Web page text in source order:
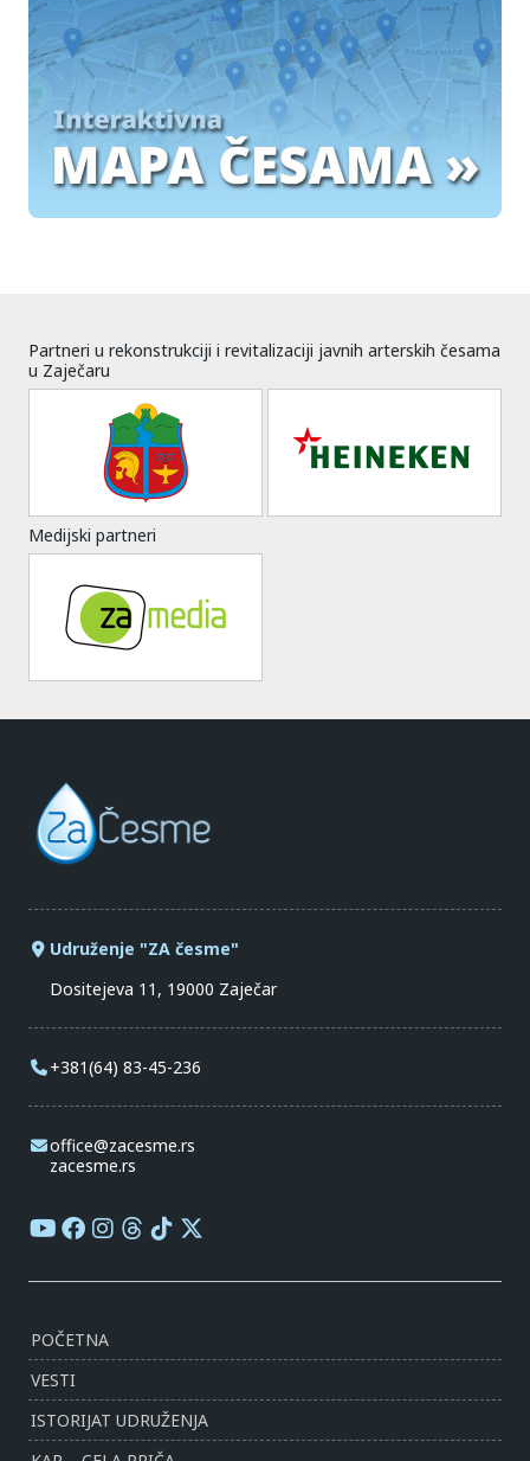
Partneri u rekonstrukciji i revitalizaciji javnih arterskih česama
u Zaječaru
Medijski partneri
Udruženje "ZA česme"
Dositejeva 11, 19000 Zaječar
+381(64) 83-45-236
office@zacesme.rs
zacesme.rs
POČETNA
VESTI
ISTORIJAT UDRUŽENJA